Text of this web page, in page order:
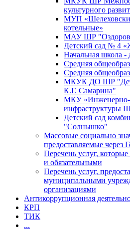
культурного
МУП
котельные»
МАУ ШР
Детский сад № 4
Начальная школа -
Средняя
Средняя
МКУК ДО ШР
К.Г. Самарина"
МКУ «Инженерно-
инфраструктуры
Детский сад
"Солнышко"
Массовые социально
предоставляемые через
Перечень услуг,
и обязательными
Перечень услуг,
муниципальными
организациями
Антикоррупционная
КРП
ТИК
...